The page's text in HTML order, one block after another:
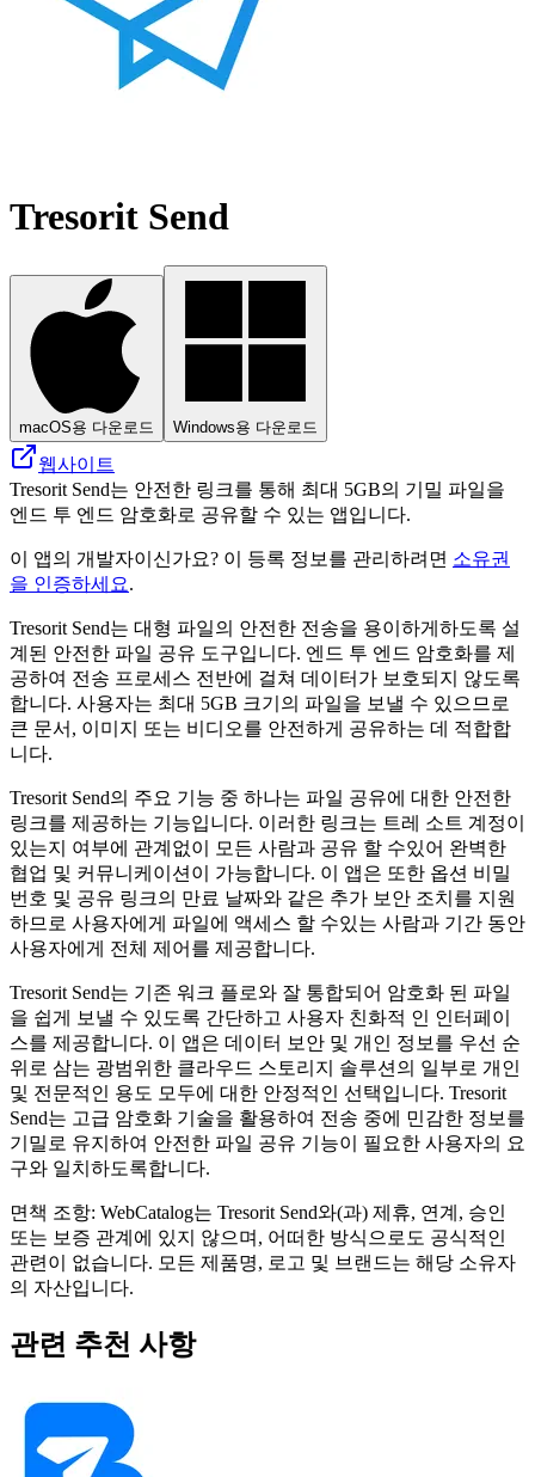
Tresorit Send
macOS용 다운로드 Windows용 다운로드
웹사이트
Tresorit Send는 안전한 링크를 통해 최대 5GB의 기밀 파일을
엔드 투 엔드 암호화로 공유할 수 있는 앱입니다.
이 앱의 개발자이신가요? 이 등록 정보를 관리하려면 소유권
을 인증하세요.
Tresorit Send는 대형 파일의 안전한 전송을 용이하게하도록 설
계된 안전한 파일 공유 도구입니다. 엔드 투 엔드 암호화를 제
공하여 전송 프로세스 전반에 걸쳐 데이터가 보호되지 않도록
합니다. 사용자는 최대 5GB 크기의 파일을 보낼 수 있으므로
큰 문서, 이미지 또는 비디오를 안전하게 공유하는 데 적합합
니다.
Tresorit Send의 주요 기능 중 하나는 파일 공유에 대한 안전한
링크를 제공하는 기능입니다. 이러한 링크는 트레 소트 계정이
있는지 여부에 관계없이 모든 사람과 공유 할 수있어 완벽한
협업 및 커뮤니케이션이 가능합니다. 이 앱은 또한 옵션 비밀
번호 및 공유 링크의 만료 날짜와 같은 추가 보안 조치를 지원
하므로 사용자에게 파일에 액세스 할 수있는 사람과 기간 동안
사용자에게 전체 제어를 제공합니다.
Tresorit Send는 기존 워크 플로와 잘 통합되어 암호화 된 파일
을 쉽게 보낼 수 있도록 간단하고 사용자 친화적 인 인터페이
스를 제공합니다. 이 앱은 데이터 보안 및 개인 정보를 우선 순
위로 삼는 광범위한 클라우드 스토리지 솔루션의 일부로 개인
및 전문적인 용도 모두에 대한 안정적인 선택입니다. Tresorit
Send는 고급 암호화 기술을 활용하여 전송 중에 민감한 정보를
기밀로 유지하여 안전한 파일 공유 기능이 필요한 사용자의 요
구와 일치하도록합니다.
면책 조항: WebCatalog는 Tresorit Send와(과) 제휴, 연계, 승인
또는 보증 관계에 있지 않으며, 어떠한 방식으로도 공식적인
관련이 없습니다. 모든 제품명, 로고 및 브랜드는 해당 소유자
의 자산입니다.
관련 추천 사항